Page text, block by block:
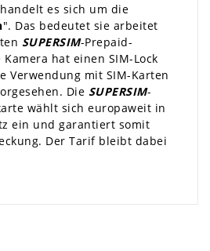
es sich um die
". Das bedeutet sie arbeitet
SUPERSIM-Prepaid-
hat einen SIM-Lock
Verwendung mit SIM-Karten
Die SUPERSIM-
wählt sich europaweit in
ein und garantiert somit
Der Tarif bleibt dabei